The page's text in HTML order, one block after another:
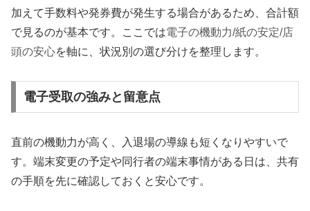
加えて手数料や発券費が発生する場合があるため、合計額
で見るのが基本です。ここでは電子の機動力/紙の安定/店
頭の安心を軸に、状況別の選び分けを整理します。
電子受取の強みと留意点
直前の機動力が高く、入退場の導線も短くなりやすいで
す。端末変更の予定や同行者の端末事情がある日は、共有
の手順を先に確認しておくと安心です。